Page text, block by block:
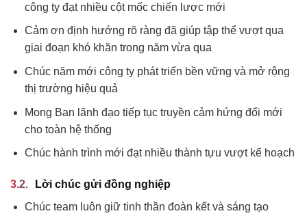
công ty đạt nhiều cột mốc chiến lược mới
Cảm ơn định hướng rõ ràng đã giúp tập thể vượt qua
giai đoạn khó khăn trong năm vừa qua
Chúc năm mới công ty phát triển bền vững và mở rộng
thị trường hiệu quả
Mong Ban lãnh đạo tiếp tục truyền cảm hứng đổi mới
cho toàn hệ thống
Chúc hành trình mới đạt nhiều thành tựu vượt kế hoạch
Lời chúc gửi đồng nghiệp
Chúc team luôn giữ tinh thần đoàn kết và sáng tạo